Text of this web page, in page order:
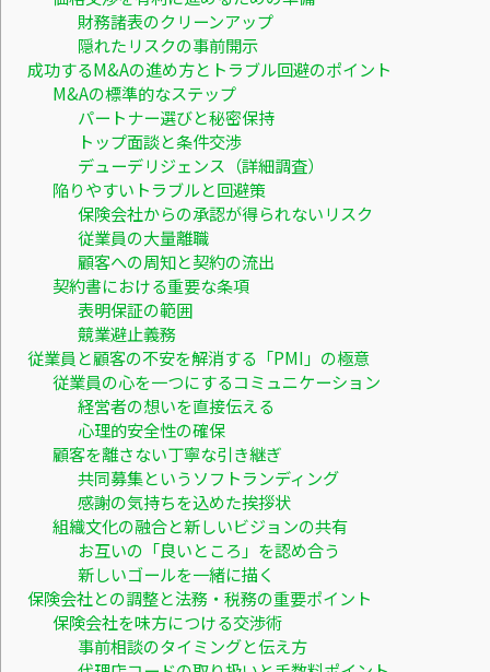
財務諸表のクリーンアップ
隠れたリスクの事前開示
成功するM&Aの進め方とトラブル回避のポイント
M&Aの標準的なステップ
パートナー選びと秘密保持
トップ面談と条件交渉
デューデリジェンス（詳細調査）
陥りやすいトラブルと回避策
保険会社からの承認が得られないリスク
従業員の大量離職
顧客への周知と契約の流出
契約書における重要な条項
表明保証の範囲
競業避止義務
従業員と顧客の不安を解消する「PMI」の極意
従業員の心を一つにするコミュニケーション
経営者の想いを直接伝える
心理的安全性の確保
顧客を離さない丁寧な引き継ぎ
共同募集というソフトランディング
感謝の気持ちを込めた挨拶状
組織文化の融合と新しいビジョンの共有
お互いの「良いところ」を認め合う
新しいゴールを一緒に描く
保険会社との調整と法務・税務の重要ポイント
保険会社を味方につける交渉術
事前相談のタイミングと伝え方